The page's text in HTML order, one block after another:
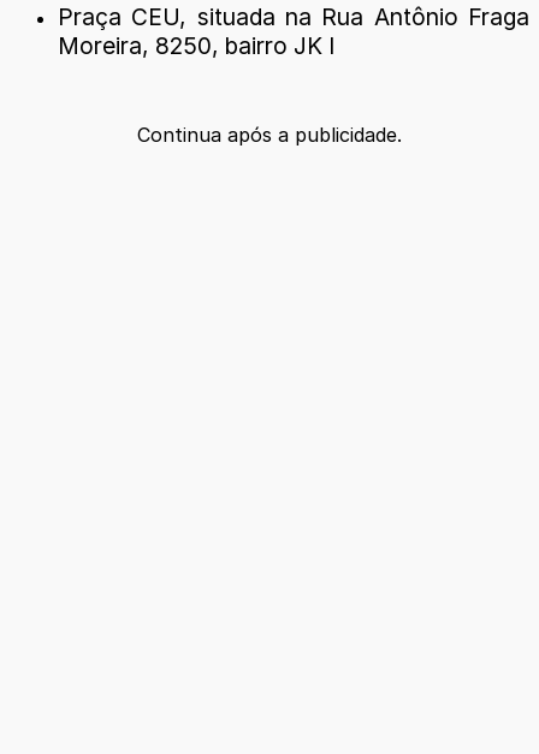
Praça CEU, situada na Rua Antônio Fraga
Moreira, 8250, bairro JK I
Continua após a publicidade.